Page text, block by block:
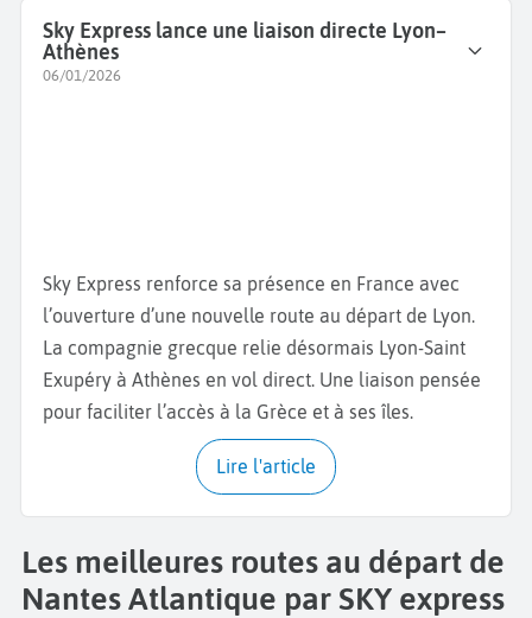
Sky Express lance une liaison directe Lyon–
Athènes
06/01/2026
Sky Express renforce sa présence en France avec
l’ouverture d’une nouvelle route au départ de Lyon.
La compagnie grecque relie désormais Lyon-Saint
Exupéry à Athènes en vol direct. Une liaison pensée
pour faciliter l’accès à la Grèce et à ses îles.
Lire l'article
Les meilleures routes au départ de
Nantes Atlantique par SKY express